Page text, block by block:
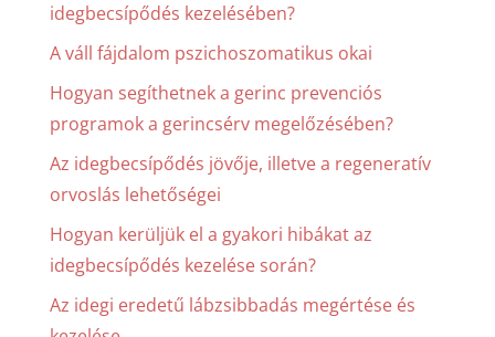
idegbecsípődés kezelésében?
A váll fájdalom pszichoszomatikus okai
Hogyan segíthetnek a gerinc prevenciós
programok a gerincsérv megelőzésében?
Az idegbecsípődés jövője, illetve a regeneratív
orvoslás lehetőségei
Hogyan kerüljük el a gyakori hibákat az
idegbecsípődés kezelése során?
Az idegi eredetű lábzsibbadás megértése és